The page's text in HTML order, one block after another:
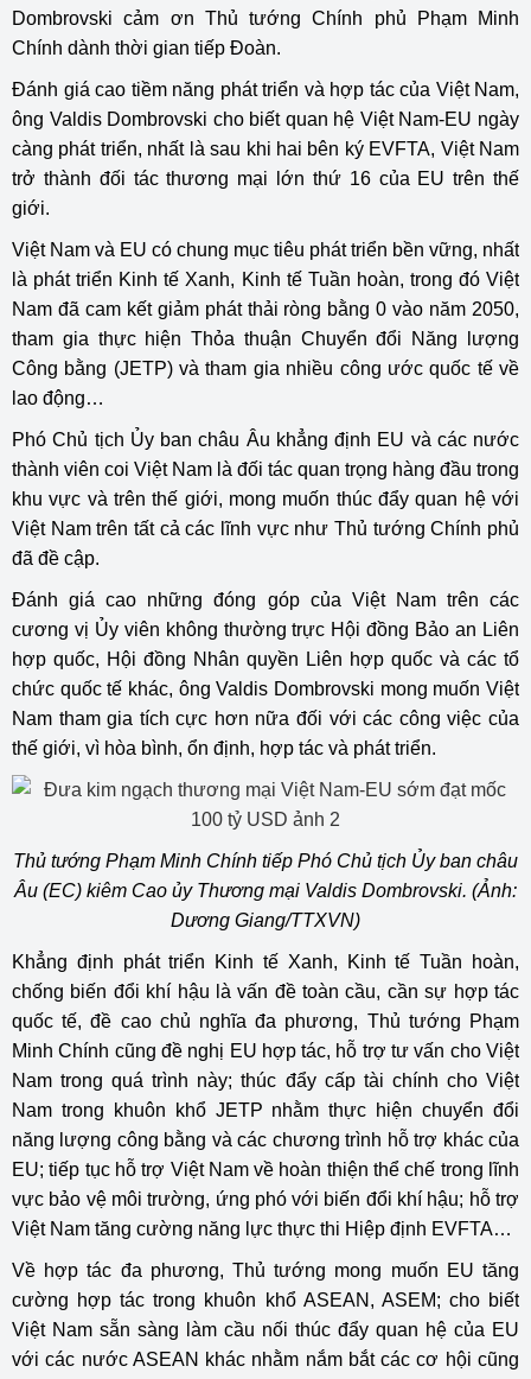
Dombrovski cảm ơn Thủ tướng Chính phủ Phạm Minh
Chính dành thời gian tiếp Đoàn.
Đánh giá cao tiềm năng phát triển và hợp tác của Việt Nam,
ông Valdis Dombrovski cho biết quan hệ Việt Nam-EU ngày
càng phát triển, nhất là sau khi hai bên ký EVFTA, Việt Nam
trở thành đối tác thương mại lớn thứ 16 của EU trên thế
giới.
Việt Nam và EU có chung mục tiêu phát triển bền vững, nhất
là phát triển Kinh tế Xanh, Kinh tế Tuần hoàn, trong đó Việt
Nam đã cam kết giảm phát thải ròng bằng 0 vào năm 2050,
tham gia thực hiện Thỏa thuận Chuyển đổi Năng lượng
Công bằng (JETP) và tham gia nhiều công ước quốc tế về
lao động…
Phó Chủ tịch Ủy ban châu Âu khẳng định EU và các nước
thành viên coi Việt Nam là đối tác quan trọng hàng đầu trong
khu vực và trên thế giới, mong muốn thúc đẩy quan hệ với
Việt Nam trên tất cả các lĩnh vực như Thủ tướng Chính phủ
đã đề cập.
Đánh giá cao những đóng góp của Việt Nam trên các
cương vị Ủy viên không thường trực Hội đồng Bảo an Liên
hợp quốc, Hội đồng Nhân quyền Liên hợp quốc và các tổ
chức quốc tế khác, ông Valdis Dombrovski mong muốn Việt
Nam tham gia tích cực hơn nữa đối với các công việc của
thế giới, vì hòa bình, ổn định, hợp tác và phát triển.
Thủ tướng Phạm Minh Chính tiếp Phó Chủ tịch Ủy ban châu
Âu (EC) kiêm Cao ủy Thương mại Valdis Dombrovski. (Ảnh:
Dương Giang/TTXVN)
Khẳng định phát triển Kinh tế Xanh, Kinh tế Tuần hoàn,
chống biến đổi khí hậu là vấn đề toàn cầu, cần sự hợp tác
quốc tế, đề cao chủ nghĩa đa phương, Thủ tướng Phạm
Minh Chính cũng đề nghị EU hợp tác, hỗ trợ tư vấn cho Việt
Nam trong quá trình này; thúc đẩy cấp tài chính cho Việt
Nam trong khuôn khổ JETP nhằm thực hiện chuyển đổi
năng lượng công bằng và các chương trình hỗ trợ khác của
EU; tiếp tục hỗ trợ Việt Nam về hoàn thiện thể chế trong lĩnh
vực bảo vệ môi trường, ứng phó với biến đổi khí hậu; hỗ trợ
Việt Nam tăng cường năng lực thực thi Hiệp định EVFTA…
Về hợp tác đa phương, Thủ tướng mong muốn EU tăng
cường hợp tác trong khuôn khổ ASEAN, ASEM; cho biết
Việt Nam sẵn sàng làm cầu nối thúc đẩy quan hệ của EU
với các nước ASEAN khác nhằm nắm bắt các cơ hội cũng